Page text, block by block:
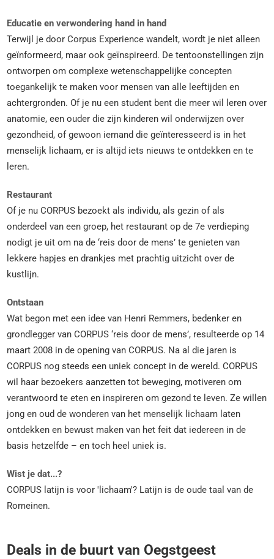
Educatie en verwondering hand in hand
Terwijl je door Corpus Experience wandelt, wordt je niet alleen
geïnformeerd, maar ook geïnspireerd. De tentoonstellingen zijn
ontworpen om complexe wetenschappelijke concepten
toegankelijk te maken voor mensen van alle leeftijden en
achtergronden. Of je nu een student bent die meer wil leren over
anatomie, een ouder die zijn kinderen wil onderwijzen over
gezondheid, of gewoon iemand die geïnteresseerd is in het
menselijk lichaam, er is altijd iets nieuws te ontdekken en te
leren.
Restaurant
Of je nu CORPUS bezoekt als individu, als gezin of als
onderdeel van een groep, het restaurant op de 7e verdieping
nodigt je uit om na de ‘reis door de mens’ te genieten van
lekkere hapjes en drankjes met prachtig uitzicht over de
kustlijn.
Ontstaan
Wat begon met een idee van Henri Remmers, bedenker en
grondlegger van CORPUS ‘reis door de mens’, resulteerde op 14
maart 2008 in de opening van CORPUS. Na al die jaren is
CORPUS nog steeds een uniek concept in de wereld. CORPUS
wil haar bezoekers aanzetten tot beweging, motiveren om
verantwoord te eten en inspireren om gezond te leven. Ze willen
jong en oud de wonderen van het menselijk lichaam laten
ontdekken en bewust maken van het feit dat iedereen in de
basis hetzelfde – en toch heel uniek is.
Wist je dat...?
CORPUS latijn is voor 'lichaam'? Latijn is de oude taal van de
Romeinen.
Deals in de buurt van Oegstgeest